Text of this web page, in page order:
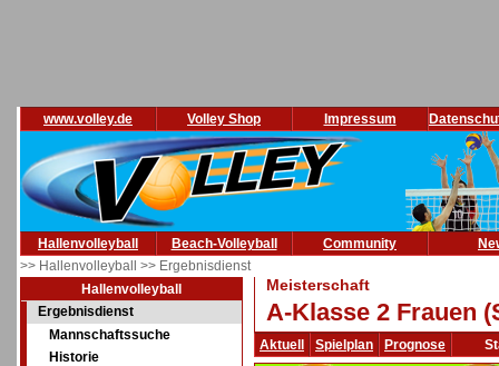
www.volley.de Volley Shop Impressum
Hallenvolleyball Beach-Volleyball Community
>> Hallenvolleyball >> Ergebnisdienst
Hallenvolleyball
Ergebnisdienst
Mannschaftssuche
Historie
Meisterschaft
A-Klasse 2 Frauen
Aktuell Spielplan Prognose